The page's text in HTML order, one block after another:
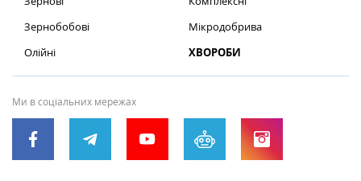
Зернобобові
Олійні
Мікродобрива
ХВОРОБИ
Ми в соціальних мережах